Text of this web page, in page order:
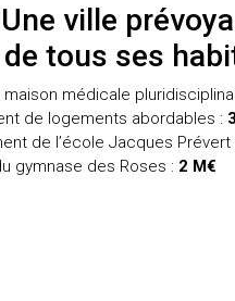
ville
tous ses
médicale
de logements abordables :
de l’école Jacques Prévert
gymnase des Roses : 2 M€